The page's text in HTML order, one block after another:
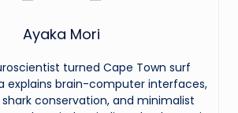
Ayaka Mori
turned Cape Town surf
explains brain-computer interfaces,
conservation, and minimalist